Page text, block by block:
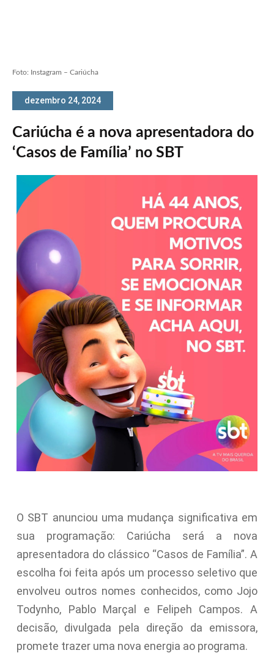
Foto: Instagram – Cariúcha
dezembro 24, 2024
Cariúcha é a nova apresentadora do
‘Casos de Família’ no SBT
O SBT anunciou uma mudança significativa em
sua programação: Cariúcha será a nova
apresentadora do clássico “Casos de Família”. A
escolha foi feita após um processo seletivo que
envolveu outros nomes conhecidos, como Jojo
Todynho, Pablo Marçal e Felipeh Campos. A
decisão, divulgada pela direção da emissora,
promete trazer uma nova energia ao programa.